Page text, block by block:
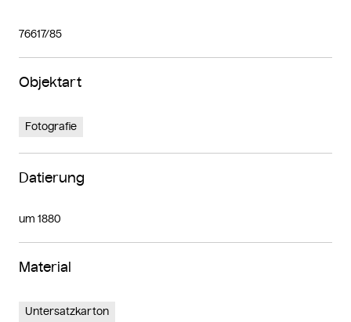
76617/85
Objektart
Fotografie
Datierung
um 1880
Material
Untersatzkarton